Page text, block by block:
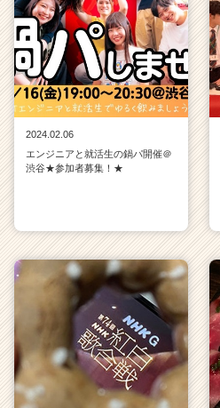
ウ
ト
が
届
く
就
活
イ
キ
ャ
リ
ア
（C
h
e
e
C
2024.02.06
エンジニアと就活生の鍋パ開催＠
渋谷★参加者募集！★